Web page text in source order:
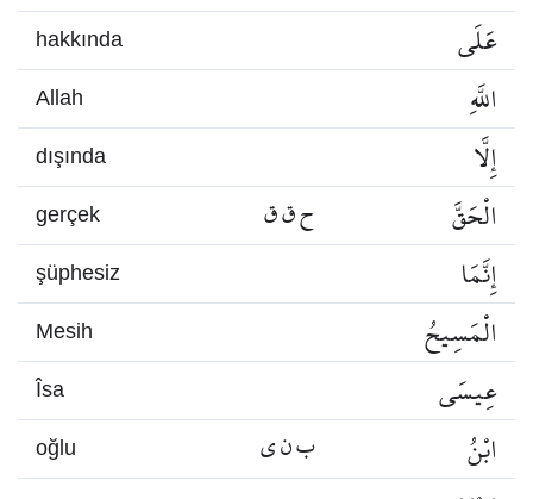
hakkında عَلَى
Allah اللَّهِ
dışında إِلَّا
gerçek ح ق ق الْحَقَّ
şüphesiz إِنَّمَا
Mesih الْمَسِيحُ
Îsa عِيسَى
oğlu ب ن ي ابْنُ